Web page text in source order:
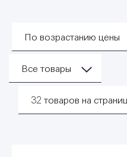
По возрастанию цены
Все товары
32 товаров на